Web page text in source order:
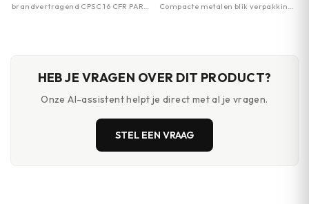
brandvertragend CPSC 16 CFR PART
Compacte metalen blik verpakking ·
HEB JE VRAGEN OVER DIT PRODUCT?
Onze AI-assistent helpt je direct met al je vragen.
STEL EEN VRAAG